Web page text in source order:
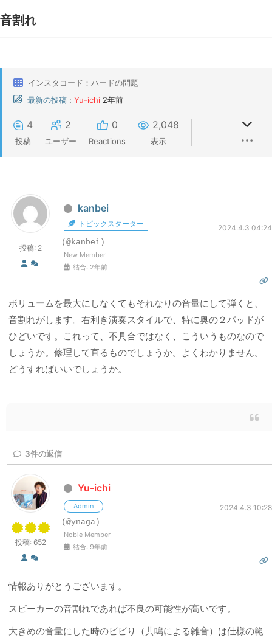
音割れ
インスタコード：ハードの問題
最新の投稿 : Yu-ichi 2年前
4
投稿
2
ユーザー
0
Reactions
2,048
表示
投稿: 2
kanbei
トピックスターター
2024.4.3 04:24
(@kanbei)
New Member
結合: 2年前
ボリュームを最大にしなくてもそれなりの音量にして弾くと、
音割れがします。右利き演奏スタイルで、特に奥の２パッドが
ひどいです。これって、不具合ではなく、こういうものなので
しょうか。修理して直るものでしょうか。よくわかりません。
どうすればいいでしょうか。
3件の返信
投稿: 652
Yu-ichi
Admin
2024.4.3 10:28
(@ynaga)
Noble Member
結合: 9年前
情報ありがとうございます。
スピーカーの音割れであれば不良の可能性が高いです。
大きめの音量にした時のビビり（共鳴による雑音）は仕様の範